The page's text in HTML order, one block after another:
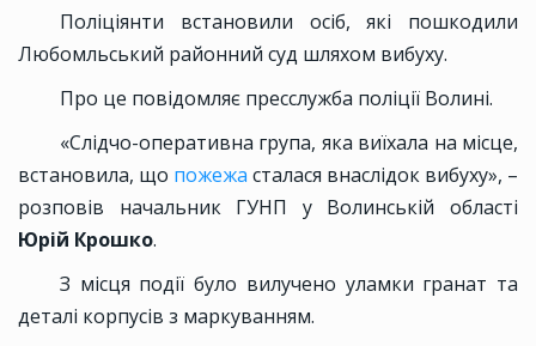
Поліціянти встановили осіб, які пошкодили
Любомльський районний суд шляхом вибуху.
Про це повідомляє пресслужба поліції Волині.
«Слідчо-оперативна група, яка виїхала на місце,
встановила, що пожежа сталася внаслідок вибуху», –
розповів начальник ГУНП у Волинській області
Юрій Крошко.
З місця події було вилучено уламки гранат та
деталі корпусів з маркуванням.